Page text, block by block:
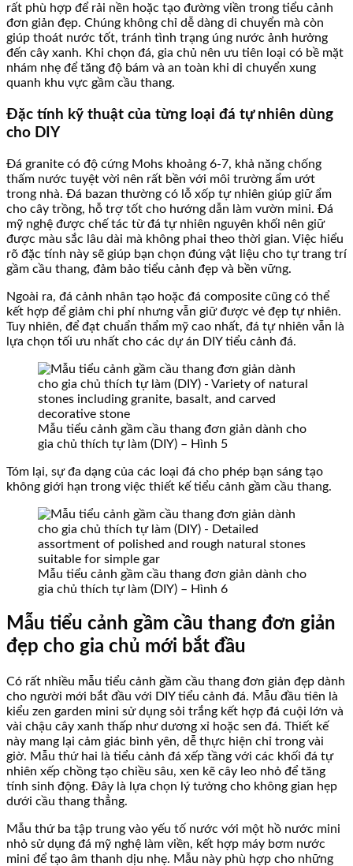
rất phù hợp để rải nền hoặc tạo đường viền trong tiểu cảnh
đơn giản đẹp. Chúng không chỉ dễ dàng di chuyển mà còn
giúp thoát nước tốt, tránh tình trạng úng nước ảnh hưởng
đến cây xanh. Khi chọn đá, gia chủ nên ưu tiên loại có bề mặt
nhám nhẹ để tăng độ bám và an toàn khi di chuyển xung
quanh khu vực gầm cầu thang.
Đặc tính kỹ thuật của từng loại đá tự nhiên dùng
cho DIY
Đá granite có độ cứng Mohs khoảng 6-7, khả năng chống
thấm nước tuyệt vời nên rất bền với môi trường ẩm ướt
trong nhà. Đá bazan thường có lỗ xốp tự nhiên giúp giữ ẩm
cho cây trồng, hỗ trợ tốt cho hướng dẫn làm vườn mini. Đá
mỹ nghệ được chế tác từ đá tự nhiên nguyên khối nên giữ
được màu sắc lâu dài mà không phai theo thời gian. Việc hiểu
rõ đặc tính này sẽ giúp bạn chọn đúng vật liệu cho tự trang trí
gầm cầu thang, đảm bảo tiểu cảnh đẹp và bền vững.
Ngoài ra, đá cảnh nhân tạo hoặc đá composite cũng có thể
kết hợp để giảm chi phí nhưng vẫn giữ được vẻ đẹp tự nhiên.
Tuy nhiên, để đạt chuẩn thẩm mỹ cao nhất, đá tự nhiên vẫn là
lựa chọn tối ưu nhất cho các dự án DIY tiểu cảnh đá.
Mẫu tiểu cảnh gầm cầu thang đơn giản dành cho
gia chủ thích tự làm (DIY) – Hình 5
Tóm lại, sự đa dạng của các loại đá cho phép bạn sáng tạo
không giới hạn trong việc thiết kế tiểu cảnh gầm cầu thang.
Mẫu tiểu cảnh gầm cầu thang đơn giản dành cho
gia chủ thích tự làm (DIY) – Hình 6
Mẫu tiểu cảnh gầm cầu thang đơn giản
đẹp cho gia chủ mới bắt đầu
Có rất nhiều mẫu tiểu cảnh gầm cầu thang đơn giản đẹp dành
cho người mới bắt đầu với DIY tiểu cảnh đá. Mẫu đầu tiên là
kiểu zen garden mini sử dụng sỏi trắng kết hợp đá cuội lớn và
vài chậu cây xanh thấp như dương xỉ hoặc sen đá. Thiết kế
này mang lại cảm giác bình yên, dễ thực hiện chỉ trong vài
giờ. Mẫu thứ hai là tiểu cảnh đá xếp tầng với các khối đá tự
nhiên xếp chồng tạo chiều sâu, xen kẽ cây leo nhỏ để tăng
tính sinh động. Đây là lựa chọn lý tưởng cho không gian hẹp
dưới cầu thang thẳng.
Mẫu thứ ba tập trung vào yếu tố nước với một hồ nước mini
nhỏ sử dụng đá mỹ nghệ làm viền, kết hợp máy bơm nước
mini để tạo âm thanh dịu nhẹ. Mẫu này phù hợp cho những